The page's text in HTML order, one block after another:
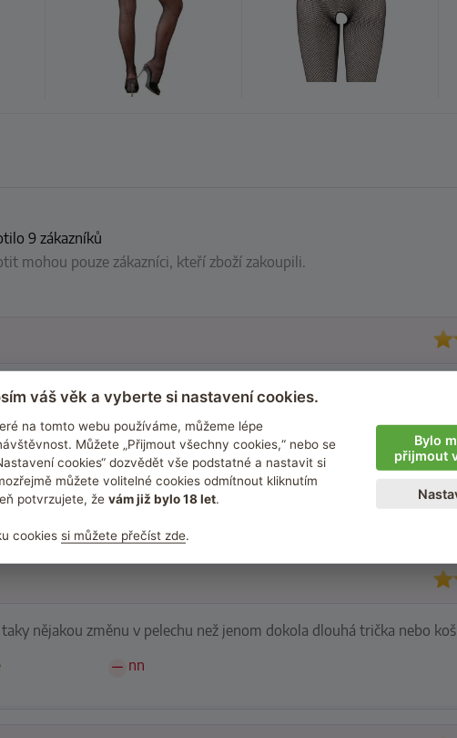
9 zákazníků
mohou pouze zákazníci, kteří zboží zakoupili.
na těch nejcitlivějších místech ;)
Nic
nějakou změnu v pelechu než jenom dokola dlouhá trička nebo
nn
váš věk a vyberte si nastavení cookies.
na tomto webu používáme, můžeme lépe
Můžete „Přijmout všechny cookies,“ nebo se
cookies“ dozvědět vše podstatné a nastavit si
můžete volitelné cookies odmítnout kliknutím
potvrzujete, že vám již bylo 18 let.
cookies si můžete přečíst zde.
Bylo
přijmout